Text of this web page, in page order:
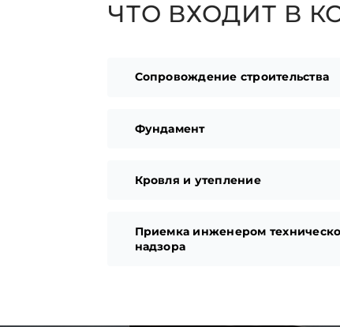
ЧТО ВХОДИТ В
Сопровождение строительства
Фундамент
Кровля и утепление
Приемка инженером
надзора